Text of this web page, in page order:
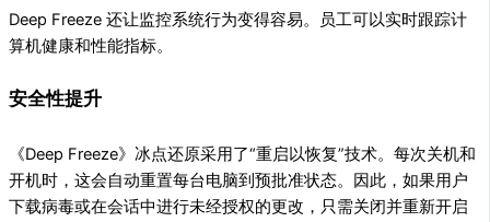
Deep Freeze 还让监控系统行为变得容易。员工可以实时跟踪计
算机健康和性能指标。
安全性提升
《Deep Freeze》冰点还原采用了“重启以恢复”技术。每次关机和
开机时，这会自动重置每台电脑到预批准状态。因此，如果用户
下载病毒或在会话中进行未经授权的更改，只需关闭并重新开启